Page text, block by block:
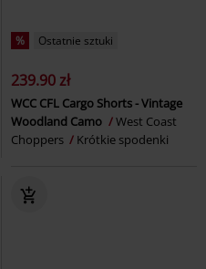
% Ostatnie sztuki
239.90 zł
WCC CFL Cargo Shorts - Vintage
Woodland Camo
West Coast
Choppers
Krótkie spodenki